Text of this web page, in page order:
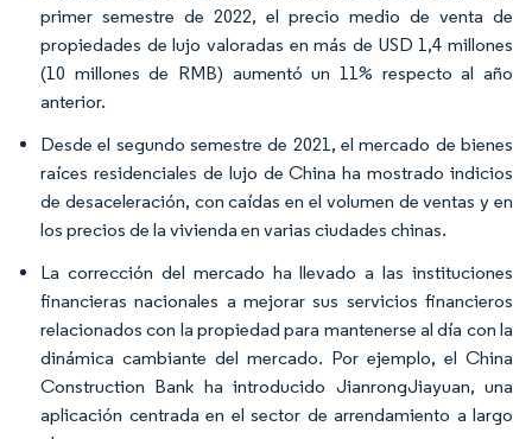
primer semestre de 2022, el precio medio de venta de
propiedades de lujo valoradas en más de USD 1,4 millones
(10 millones de RMB) aumentó un 11% respecto al año
anterior.
Desde el segundo semestre de 2021, el mercado de bienes
raíces residenciales de lujo de China ha mostrado indicios
de desaceleración, con caídas en el volumen de ventas y en
los precios de la vivienda en varias ciudades chinas.
La corrección del mercado ha llevado a las instituciones
financieras nacionales a mejorar sus servicios financieros
relacionados con la propiedad para mantenerse al día con la
dinámica cambiante del mercado. Por ejemplo, el China
Construction Bank ha introducido JianrongJiayuan, una
aplicación centrada en el sector de arrendamiento a largo